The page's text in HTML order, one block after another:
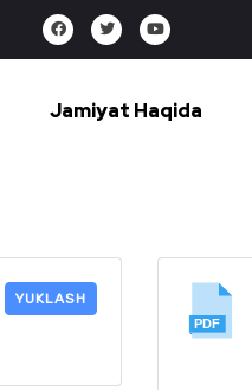
Jamiyat Haqida
YUKLASH